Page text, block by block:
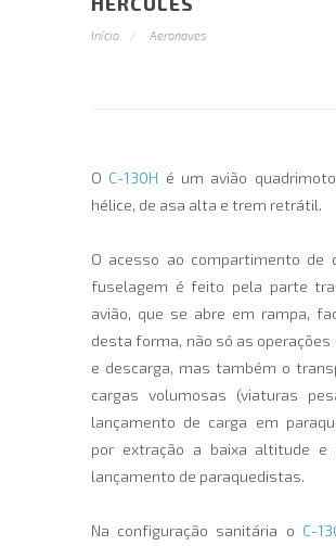
Início Aeronaves
O C-130H é um avião
hélice, de asa alta e trem retrátil.
O acesso ao compartimento de
fuselagem é feito pela parte
avião, que se abre em rampa,
desta forma, não só as operações
e descarga, mas também o
cargas volumosas (viaturas
lançamento de carga em
por extração a baixa altitude e
lançamento de paraquedistas.
Na configuração sanitária o C-